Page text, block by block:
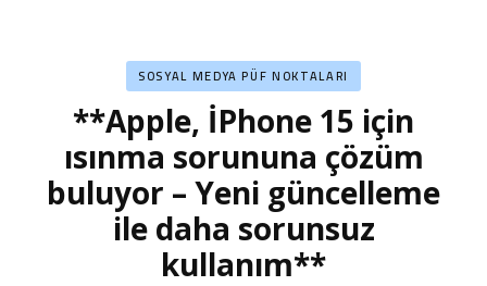
SOSYAL MEDYA PÜF NOKTALARI
**Apple, İPhone 15 için
ısınma sorununa çözüm
buluyor – Yeni güncelleme
ile daha sorunsuz
kullanım**